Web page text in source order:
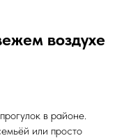
воздухе
в районе.
или просто